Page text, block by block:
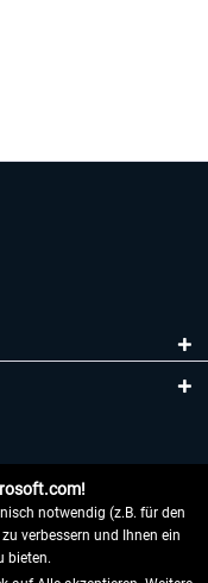
notwendig (z.B. für den
verbessern und Ihnen ein
bieten.